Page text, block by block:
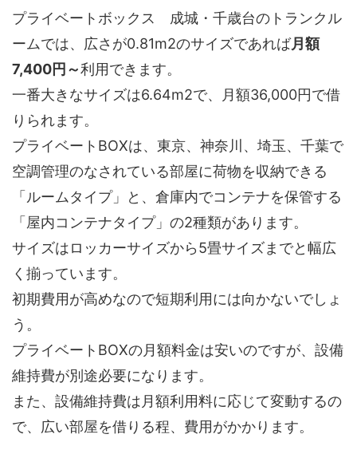
プライベートボックス 成城・千歳台のトランクル
ームでは、広さが0.81m2のサイズであれば月額
7,400円～利用できます。
一番大きなサイズは6.64m2で、月額36,000円で借
りられます。
プライベートBOXは、東京、神奈川、埼玉、千葉で
空調管理のなされている部屋に荷物を収納できる
「ルームタイプ」と、倉庫内でコンテナを保管する
「屋内コンテナタイプ」の2種類があります。
サイズはロッカーサイズから5畳サイズまでと幅広
く揃っています。
初期費用が高めなので短期利用には向かないでしょ
う。
プライベートBOXの月額料金は安いのですが、設備
維持費が別途必要になります。
また、設備維持費は月額利用料に応じて変動するの
で、広い部屋を借りる程、費用がかかります。